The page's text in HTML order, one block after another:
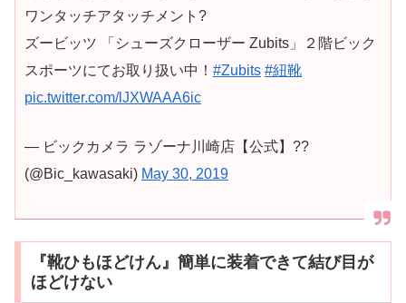
ワンタッチアタッチメント?
ズービッツ 「シューズクローザー Zubits」２階ビック
スポーツにてお取り扱い中！ #Zubits #紐靴
pic.twitter.com/lJXWAAA6ic
— ビックカメラ ラゾーナ川崎店【公式】??
(@Bic_kawasaki) May 30, 2019
『靴ひもほどけん』簡単に装着できて結び目が
ほどけない